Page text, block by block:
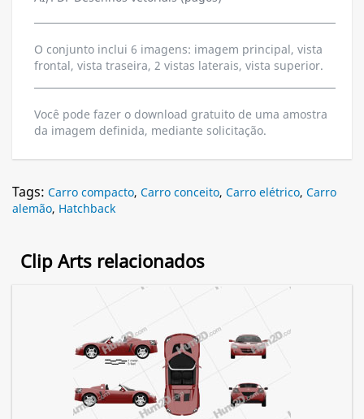
O conjunto inclui 6 imagens: imagem principal, vista
frontal, vista traseira, 2 vistas laterais, vista superior.
Você pode fazer o download gratuito de uma amostra
da imagem definida, mediante solicitação.
Tags: Carro compacto, Carro conceito, Carro elétrico, Carro
alemão, Hatchback
Clip Arts relacionados